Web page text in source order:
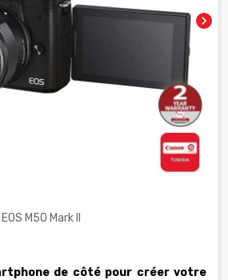
chevron_right
M50 Mark II
de côté pour créer votre